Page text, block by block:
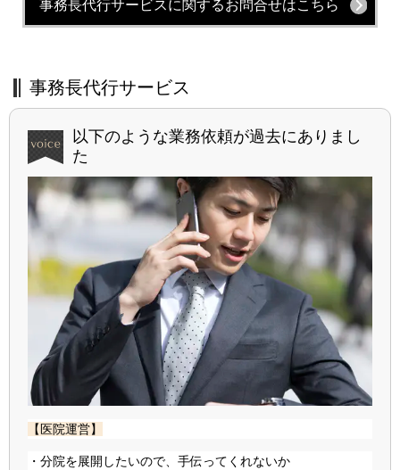
事務長代行サービスに関するお問合せはこちら
事務長代行サービス
以下のような業務依頼が過去にありまし
た
【医院運営】
・分院を展開したいので、手伝ってくれないか